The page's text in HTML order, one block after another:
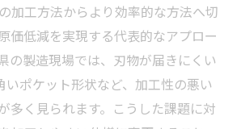
加工方法からより効率的な方法へ切
価低減を実現する代表的なアプロー
の製造現場では、刃物が届きにくい
いポケット形状など、加工性の悪い
多く見られます。こうした課題に対